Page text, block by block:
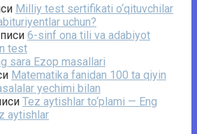
Milliy test sertifikati o‘qituvchilar
uchun?
6-sinf ona tili va adabiyot
test
sara Ezop masallari
Matematika fanidan 100 ta qiyin
yechimi bilan
Tez aytishlar to‘plami — Eng
aytishlar